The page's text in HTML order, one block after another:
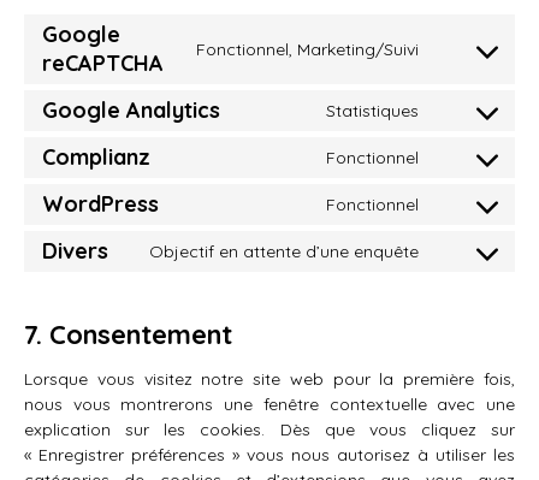
Google
reCAPTCHA
Fonctionnel, Marketing/Suivi
Consent
service
recaptcha
Google Analytics Statistiques
Consent
service
analytics
Complianz Fonctionnel
Consent
service
WordPress Fonctionnel
Consent
service
Divers Objectif en attente d’une enquête
Consent
7. Consentement
Lorsque vous visitez notre site web pour la première fois,
nous vous montrerons une fenêtre contextuelle avec une
explication sur les cookies. Dès que vous cliquez sur
« Enregistrer préférences » vous nous autorisez à utiliser les